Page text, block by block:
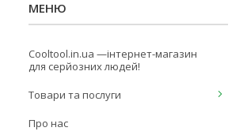
Cooltool.in.ua —інтернет-магазин
для серйозних людей!
Товари та послуги
Про нас